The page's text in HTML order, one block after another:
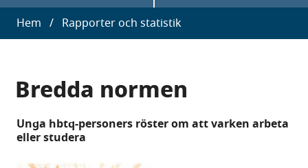
Länkstig
Hem Rapporter och statistik
Bredda normen
Unga hbtq-personers röster om att varken arbeta
eller studera